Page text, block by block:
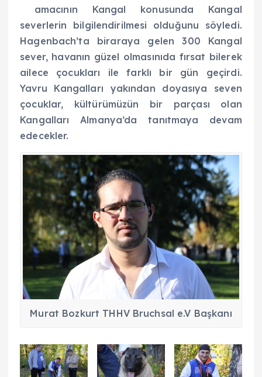
amacının Kangal konusunda Kangal
severlerin bilgilendirilmesi olduğunu söyledi.
Hagenbach’ta biraraya gelen 300 Kangal
sever, havanın güzel olmasınıda fırsat bilerek
ailece çocukları ile farklı bir gün geçirdi.
Yavru Kangalları yakından doyasıya seven
çocuklar, kültürümüzün bir parçası olan
Kangalları Almanya’da tanıtmaya devam
edecekler.
Murat Bozkurt THHV Bruchsal e.V Başkanı